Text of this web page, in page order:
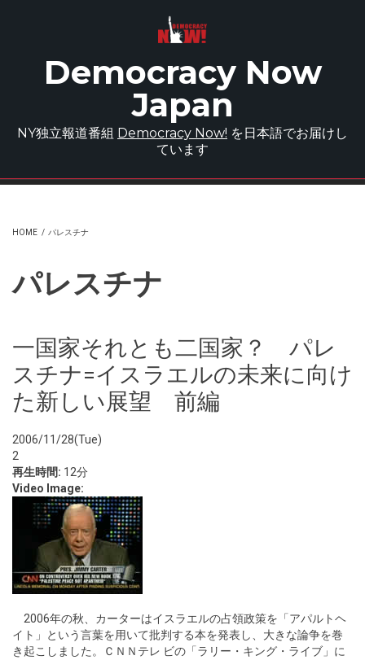
Democracy Now
Japan
NY独立報道番組 Democracy Now! を日本語でお届けし
ています
HOME / パレスチナ
パレスチナ
一国家それとも二国家？ パレ
スチナ=イスラエルの未来に向け
た新しい展望 前編
2006/11/28(Tue)
2
再生時間: 12分
Video Image:
2006年の秋、カーターはイスラエルの占領政策を「アパルトヘ
イト」という言葉を用いて批判する本を発表し、大きな論争を巻
き起こしました。ＣＮＮテレ ビの「ラリー・キング・ライブ」に